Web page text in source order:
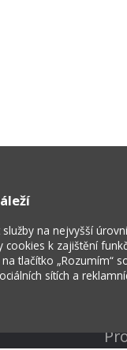
na nejvyšší
k zajištění
tlačítko „Rozumím“
sítích a